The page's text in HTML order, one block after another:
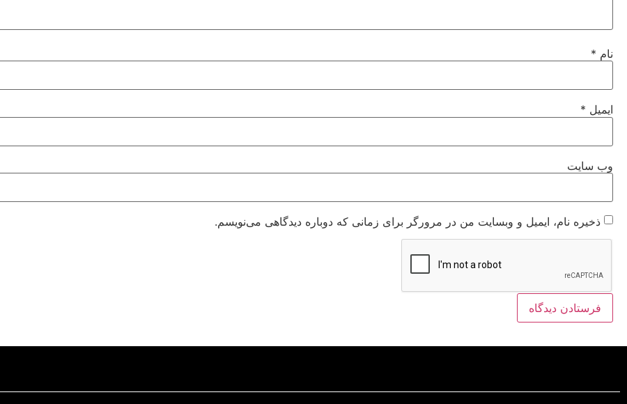
نام *
ایمیل *
وب‌ سایت
ذخیره نام، ایمیل و وبسایت من در مرورگر برای زمانی که دوباره دیدگاهی می‌نویسم.